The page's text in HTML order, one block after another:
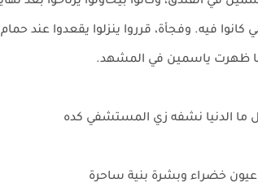
كانوا فيه. وفجأة، قرروا ينزلوا يقعدوا عند
لحد ما ظهرت ياسمين في المشهد.
ما الدنيا نشفه زي المستشفي كده